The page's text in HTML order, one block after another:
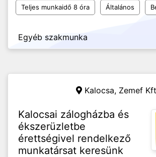
Teljes munkaidő 8 óra Általános
Egyéb szakmunka
Kalocsa, Zemef
Kalocsai zálogházba és
ékszerüzletbe
érettségivel rendelkező
munkatársat keresünk